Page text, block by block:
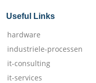
Useful Links
hardware
industriele-processen
it-consulting
it-services